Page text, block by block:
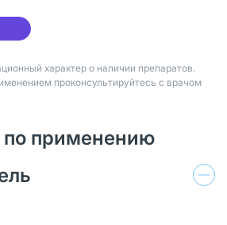
характер о наличии препаратов.
проконсультируйтесь с врачом
по применению